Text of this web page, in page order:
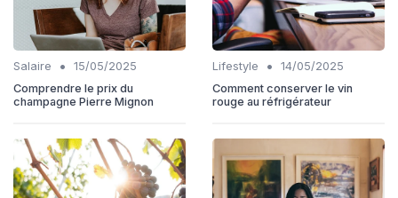
Salaire •
15/05/2025
Comprendre le prix du
champagne Pierre Mignon
Lifestyle •
14/05/2025
Comment conserver le vin
rouge au réfrigérateur